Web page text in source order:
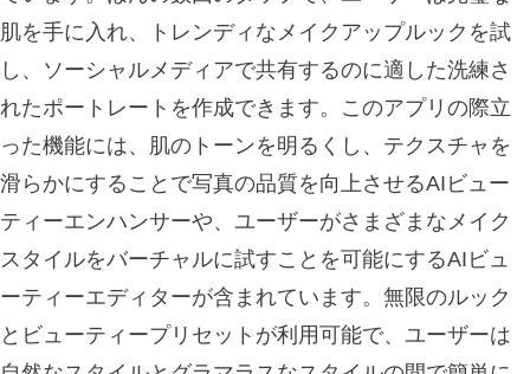
肌を手に入れ、トレンディなメイクアップルックを試
し、ソーシャルメディアで共有するのに適した洗練さ
れたポートレートを作成できます。このアプリの際立
った機能には、肌のトーンを明るくし、テクスチャを
滑らかにすることで写真の品質を向上させるAIビュー
ティーエンハンサーや、ユーザーがさまざまなメイク
スタイルをバーチャルに試すことを可能にするAIビュ
ーティーエディターが含まれています。無限のルック
とビューティープリセットが利用可能で、ユーザーは